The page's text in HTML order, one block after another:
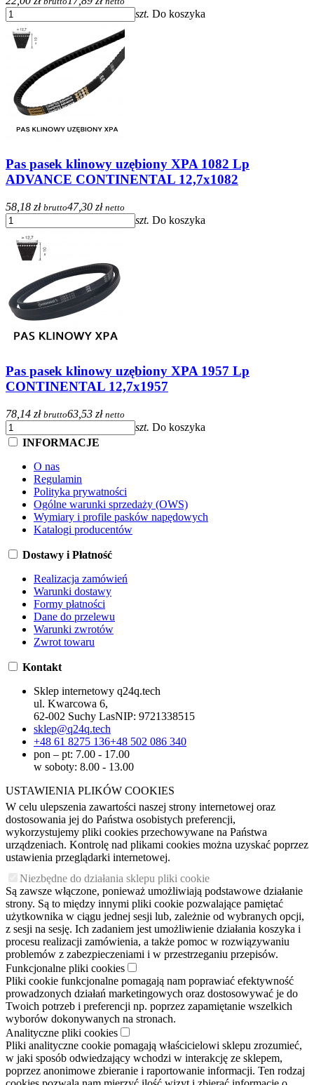
szt. Do koszyka
Pas pasek klinowy uzębiony XPA 1082 Lp
ADVANCE CONTINENTAL 12,7x1082
58,18 zł brutto47,30 zł netto
szt. Do koszyka
Pas pasek klinowy uzębiony XPA 1957 Lp
CONTINENTAL 12,7x1957
78,14 zł brutto63,53 zł netto
szt. Do koszyka
INFORMACJE
O nas
Regulamin
Polityka prywatności
Ogólne warunki sprzedaży (OWS)
Wymiary i profile pasków napędowych
Katalogi producentów
Dostawy i Płatność
Realizacja zamówień
Warunki dostawy
Formy płatności
Dane do przelewu
Warunki zwrotów
Zwrot towaru
Kontakt
Sklep internetowy q24q.tech
ul. Kwarcowa 6,
62-002 Suchy LasNIP: 9721338515
sklep@q24q.tech
+48 61 8275 136+48 502 086 340
pon – pt: 7.00 - 17.00
w soboty: 8.00 - 13.00
USTAWIENIA PLIKÓW COOKIES
W celu ulepszenia zawartości naszej strony internetowej oraz
dostosowania jej do Państwa osobistych preferencji,
wykorzystujemy pliki cookies przechowywane na Państwa
urządzeniach. Kontrolę nad plikami cookies można uzyskać poprzez
ustawienia przeglądarki internetowej.
Niezbędne do działania sklepu pliki cookie
Są zawsze włączone, ponieważ umożliwiają podstawowe działanie
strony. Są to między innymi pliki cookie pozwalające pamiętać
użytkownika w ciągu jednej sesji lub, zależnie od wybranych opcji,
z sesji na sesję. Ich zadaniem jest umożliwienie działania koszyka i
procesu realizacji zamówienia, a także pomoc w rozwiązywaniu
problemów z zabezpieczeniami i w przestrzeganiu przepisów.
Funkcjonalne pliki cookies
Pliki cookie funkcjonalne pomagają nam poprawiać efektywność
prowadzonych działań marketingowych oraz dostosowywać je do
Twoich potrzeb i preferencji np. poprzez zapamiętanie wszelkich
wyborów dokonywanych na stronach.
Analityczne pliki cookies
Pliki analityczne cookie pomagają właścicielowi sklepu zrozumieć,
w jaki sposób odwiedzający wchodzi w interakcję ze sklepem,
poprzez anonimowe zbieranie i raportowanie informacji. Ten rodzaj